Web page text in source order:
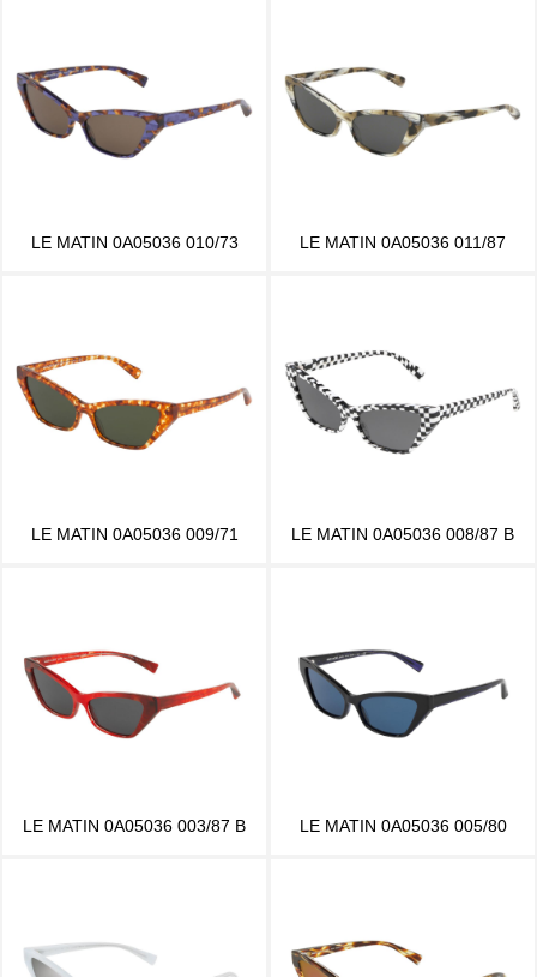
LE MATIN 0A05036 010/73 LE MATIN 0A05036 011/87
LE MATIN 0A05036 009/71 LE MATIN 0A05036 008/87 B
LE MATIN 0A05036 003/87 B LE MATIN 0A05036 005/80